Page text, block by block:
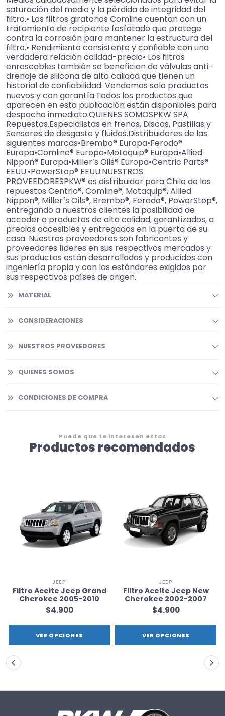
saturación del medio y la pérdida de integridad del
filtro.• Los filtros giratorios Comline cuentan con un
tratamiento de recipiente fosfatado que protege
contra la corrosión para mantener la estructura del
filtro.• Rendimiento consistente y confiable con una
verdadera relación calidad-precio• Los filtros
enroscables también se benefician de válvulas anti-
drenaje de silicona de alta calidad que tienen un
historial de confiabilidad. Vendemos solo productos
nuevos y con garantía.Todos los productos que
aparecen en esta publicación están disponibles para
despacho inmediato.QUIENES SOMOSPKW SPA
Repuestos.Especialistas en frenos, Discos, Pastillas y
Sensores de desgaste y fluidos.Distribuidores de las
siguientes marcas•Brembo® Europa•Ferodo®
Europa•Comline® Europa•Motaquip® Europa•Allied
Nippon® Europa•Miller’s Oils® Europa•Centric Parts®
EEUU.•PowerStop® EEUU.NUESTROS
PROVEEDORESPKW® es distribuidor para Chile de los
repuestos Centric®, Comline®, Motaquip®, Allied
Nippon®, Miller´s Oils®, Brembo®, Ferodo®, PowerStop®,
entregando a nuestros clientes la posibilidad de
acceder a productos de alta calidad, garantizados, a
precios accesibles y entregados en la puerta de su
casa. Nuestros proveedores son fabricantes y
proveedores líderes en sus respectivos mercados y
sus productos están desarrollados y producidos con
ingeniería propia y con los estándares exigidos por
sus respectivos países de origen.
MATERIAL
CONSIDERACIONES
NUESTROS PROVEEDORES
QUIENES SOMOS
CONDICIONES DE COMPRA
Puede que te interesen estos
Productos recomendados
JEEP
Filtro Aceite Jeep Grand
Cherokee 2005-2010
$4.900
VER OPCIONES
JEEP
Filtro Aceite Jeep New
Cherokee 2002-2007
$4.900
VER OPCIONES